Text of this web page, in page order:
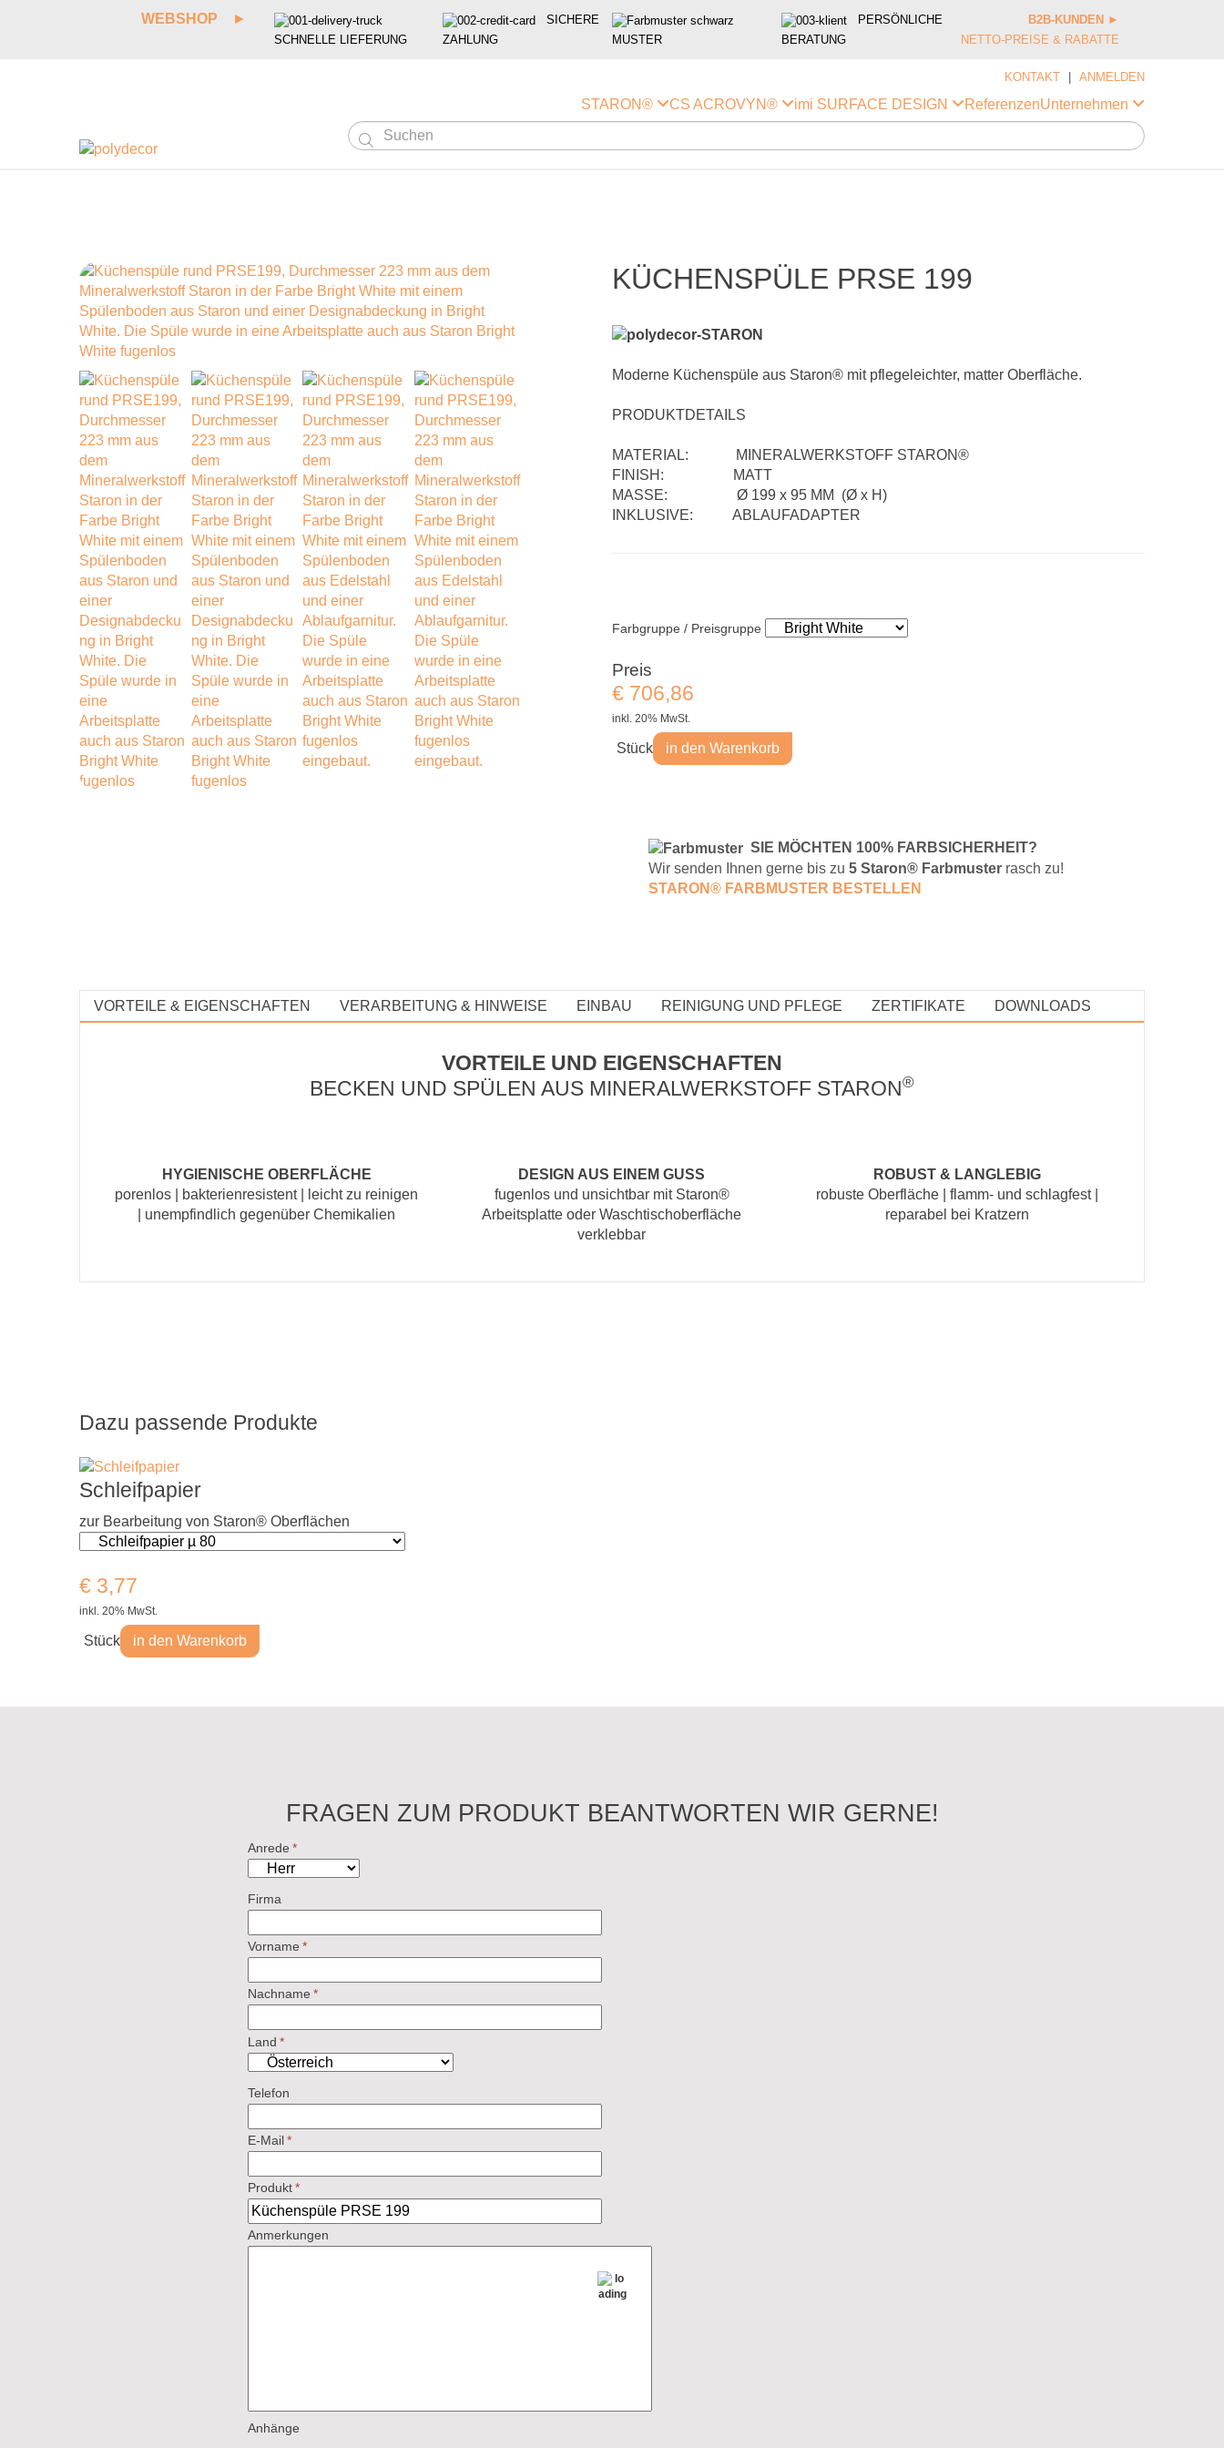
WEBSHOP ►
SCHNELLE LIEFERUNG
SICHERE
ZAHLUNG
MUSTER
PERSÖNLICHE
BERATUNG
B2B-KUNDEN ►
NETTO-PREISE & RABATTE
KONTAKT ANMELDEN
STARON® CS ACROVYN® imi SURFACE DESIGN ReferenzenUnternehmen

KÜCHENSPÜLE PRSE 199
Moderne Küchenspüle aus Staron® mit pflegeleichter, matter Oberfläche.
PRODUKTDETAILS
MATERIAL: MINERALWERKSTOFF STARON®
FINISH: MATT
MASSE:  Ø 199 x 95 MM (Ø x H)
INKLUSIVE: ABLAUFADAPTER
Farbgruppe / Preisgruppe
Preis
€ 706,86
inkl. 20% MwSt.
Stück in den Warenkorb
S IE MÖCHTEN 100% FARBSICHERHEIT?
Wir senden Ihnen gerne bis zu 5 Staron® Farbmuster rasch zu!
STARON® FARBMUSTE R BESTELLEN
VORTEILE & EIGENSCHAFTEN VERARBEITUNG & HINWEISE EINBAU REINIGUNG UND PFLEGE ZERTIFIKATE DOWNLOADS
VORTEILE UND EIGENSCHAFTEN
BECKEN UND SPÜLEN AUS MINERALWERKSTOFF STARON®
HYGIENISCHE OBERFLÄCHE
porenlos | bakterienresistent | leicht zu reinigen
| unempfindlich gegenüber Chemikalien
DESIGN AUS EINEM GUSS
fugenlos und unsichtbar mit Staron®
Arbeitsplatte oder Waschtischoberfläche
verklebbar
ROBUST & LANGLEBIG
robuste Oberfläche | flamm- und schlagfest |
reparabel bei Kratzern
Dazu passende Produkte
Schleifpapier
zur Bearbeitung von Staron® Oberflächen
€ 3,77
inkl. 20% MwSt.
Stück in den Warenkorb
FRAGEN ZUM PRODUKT BEANTWORTEN WIR GERNE!
Anrede *
Firma
Vorname *
Nachname *
Land *
Telefon
E-Mail*
Produkt*
Anmerkungen
Anhänge